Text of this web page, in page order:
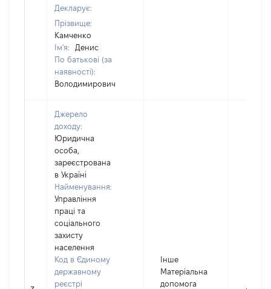
Декларує:
Прізвище:
Камченко
Ім'я:
Денис
По батькові (за
наявності):
Володимирович
Джерело
доходу:
Юридична
особа,
зареєстрована
в Україні
Найменування:
Управління
праці та
соціального
захисту
населення
Код в Єдиному
державному
реєстрі
Інше
Матеріальна
допомога